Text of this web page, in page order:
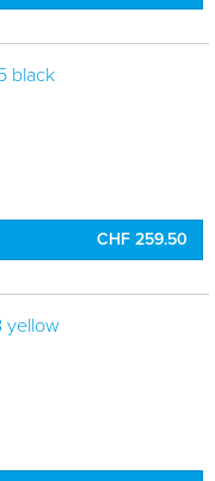
CHF 259.50